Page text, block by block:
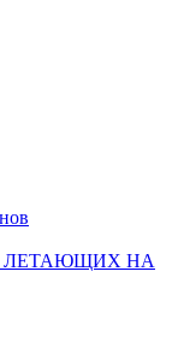
ЛЕТАЮЩИХ НА